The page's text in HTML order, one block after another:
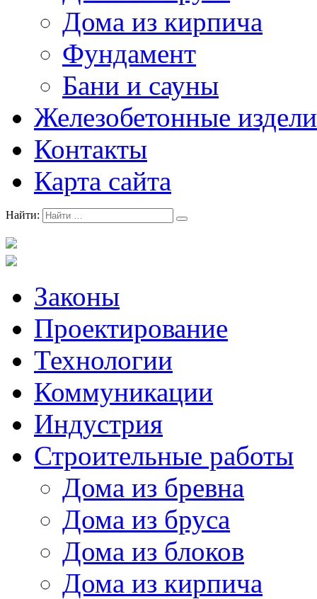
Дома из кирпича
Фундамент
Бани и сауны
Железобетонные
Контакты
Карта сайта
Найти:
Законы
Проектирование
Технологии
Коммуникации
Индустрия
Строительные работы
Дома из бревна
Дома из бруса
Дома из блоков
Дома из кирпича